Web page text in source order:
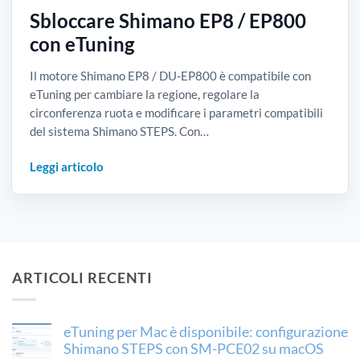
Sbloccare Shimano EP8 / EP800
con eTuning
Il motore Shimano EP8 / DU-EP800 è compatibile con
eTuning per cambiare la regione, regolare la
circonferenza ruota e modificare i parametri compatibili
del sistema Shimano STEPS. Con…
Leggi articolo
ARTICOLI RECENTI
eTuning per Mac è disponibile: configurazione
Shimano STEPS con SM-PCE02 su macOS